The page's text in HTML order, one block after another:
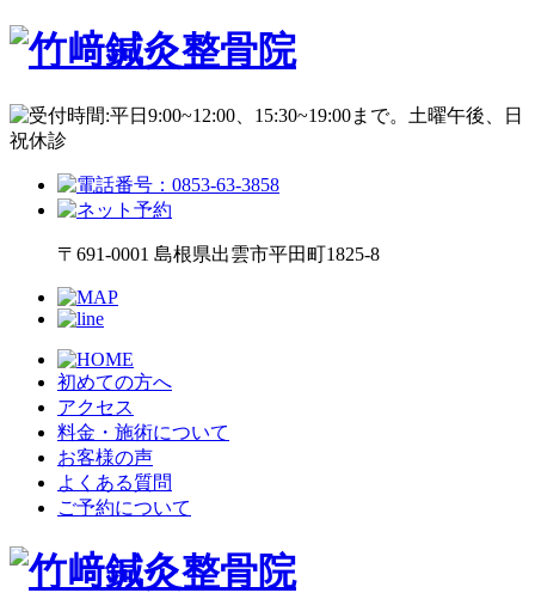
〒691-0001 島根県出雲市平田町1825-8
初めての方へ
アクセス
料金・施術について
お客様の声
よくある質問
ご予約について